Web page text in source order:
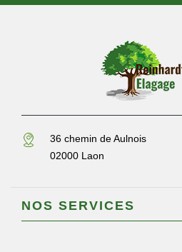
36 chemin de Aulnois
02000 Laon
NOS SERVICES